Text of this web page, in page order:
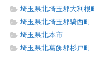
埼玉県北埼玉郡大利根町
埼玉県北埼玉郡騎西町
埼玉県北本市
埼玉県北葛飾郡杉戸町